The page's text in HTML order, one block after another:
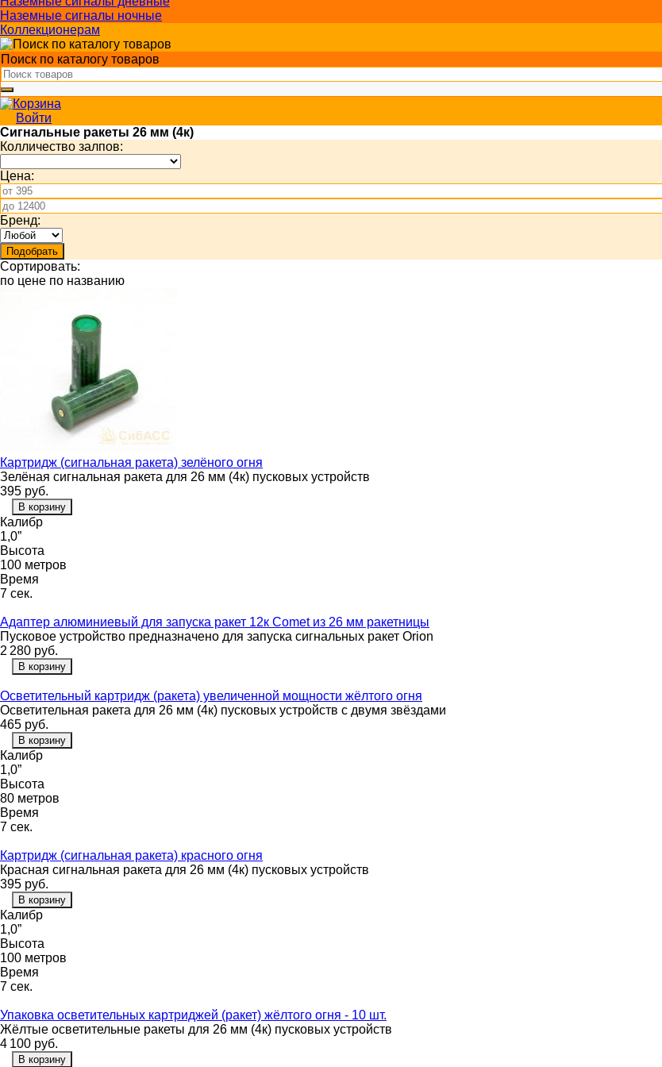
Наземные сигналы ночные
Коллекционерам
Поиск по каталогу товаров
Войти
Сигнальные ракеты 26 мм (4к)
Колличество залпов:
Цена:
Бренд:
Сортировать:
по цене по названию
Картридж (сигнальная ракета) зелёного огня
Зелёная сигнальная ракета для 26 мм (4к) пусковых устройств
395 руб.
В корзину
Калибр
1,0”
Высота
100 метров
Время
7 сек.
Адаптер алюминиевый для запуска ракет 12к Comet из 26 мм ракетницы
Пусковое устройство предназначено для запуска сигнальных ракет Orion
2 280 руб.
В корзину
Осветительный картридж (ракета) увеличенной мощности жёлтого огня
Осветительная ракета для 26 мм (4к) пусковых устройств с двумя звёздами
465 руб.
В корзину
Калибр
1,0”
Высота
80 метров
Время
7 сек.
Картридж (сигнальная ракета) красного огня
Красная сигнальная ракета для 26 мм (4к) пусковых устройств
395 руб.
В корзину
Калибр
1,0”
Высота
100 метров
Время
7 сек.
Упаковка осветительных картриджей (ракет) жёлтого огня - 10 шт.
Жёлтые осветительные ракеты для 26 мм (4к) пусковых устройств
4 100 руб.
В корзину